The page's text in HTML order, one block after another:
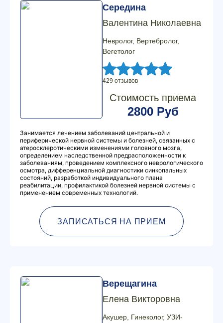
Середина
Валентина Николаевна
Невролог, Вертебролог,
Вегетолог
429 отзывов
Стоимость приема
2800 Руб
Занимается лечением заболеваний центральной и
периферической нервной системы и болезней, связанных с
атеросклеротическими изменениями головного мозга,
определением наследственной предрасположенности к
заболеваниям, проведением комплексного неврологического
осмотра, дифференциальной диагностики синкопальных
состояний, разработкой индивидуального плана
реабилитации, профилактикой болезней нервной системы с
применением современных технологий.
ЗАПИСАТЬСЯ НА ПРИЕМ
Верещагина
Елена Викторовна
Акушер, Гинеколог, УЗИ-